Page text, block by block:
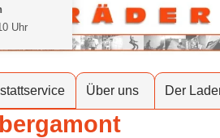
Uhr
Stadt
Über uns Der
bergamont